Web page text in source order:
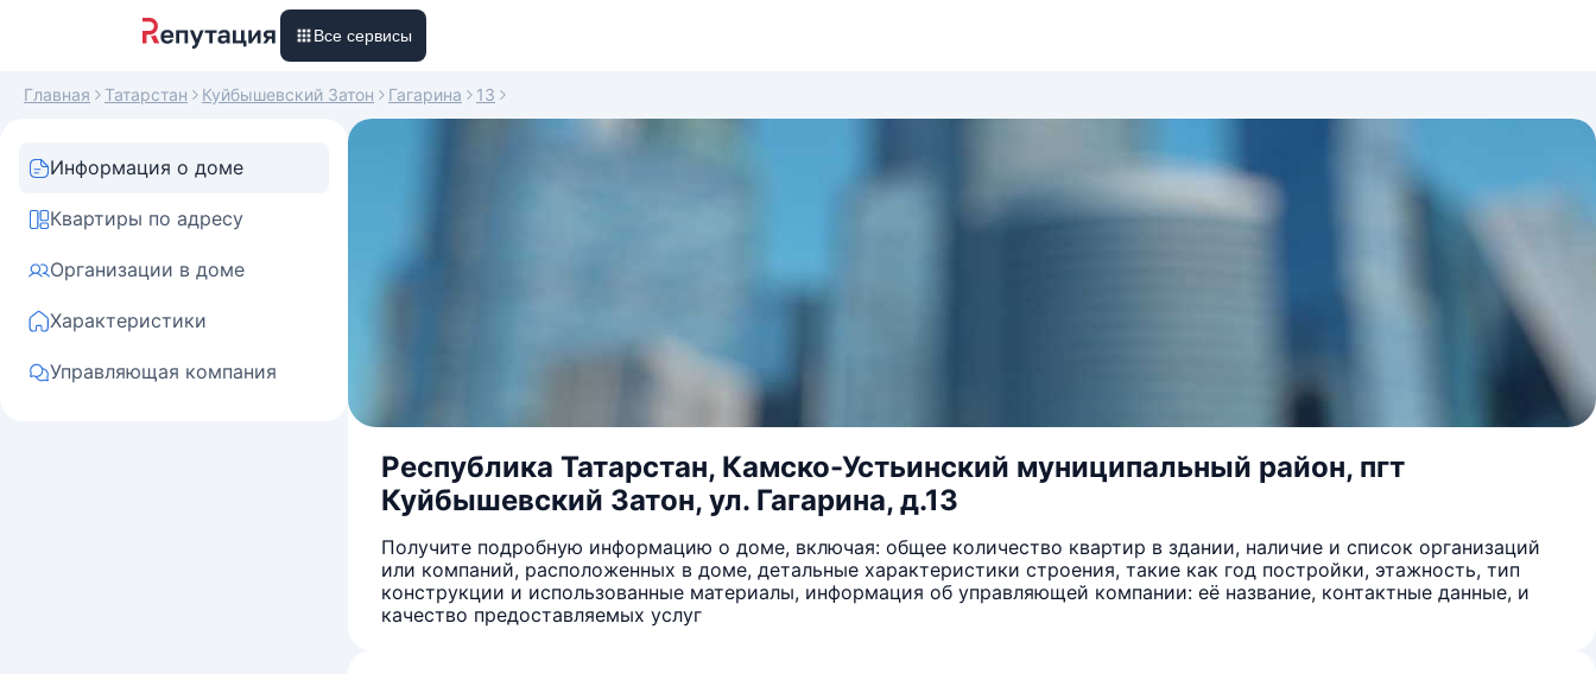
Все сервисы
Главная Татарстан Куйбышевский Затон Гагарина 13
Информация о доме
Квартиры по адресу
Организации в доме
Характеристики
Управляющая компания
Республика Татарстан, Камско-Устьинский муниципальный район, пгт
Куйбышевский Затон, ул. Гагарина, д.13
Получите подробную информацию о доме, включая: общее количество квартир в здании, наличие и список организаций
или компаний, расположенных в доме, детальные характеристики строения, такие как год постройки, этажность, тип
конструкции и использованные материалы, информация об управляющей компании: её название, контактные данные, и
качество предоставляемых услуг